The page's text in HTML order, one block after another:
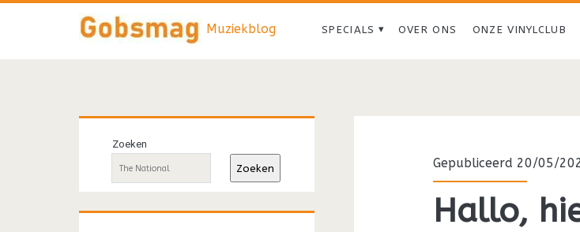
Muziekblog SPECIALS OVER ONS ONZE VINYLCLUB
Emerson</
Gepubliceerd 20/05/
Hallo,
Primaire
sidebar
Zoeken
Zoeken